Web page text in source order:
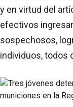
y en virtud del
efectivos
sospechosos,
individuos, todos